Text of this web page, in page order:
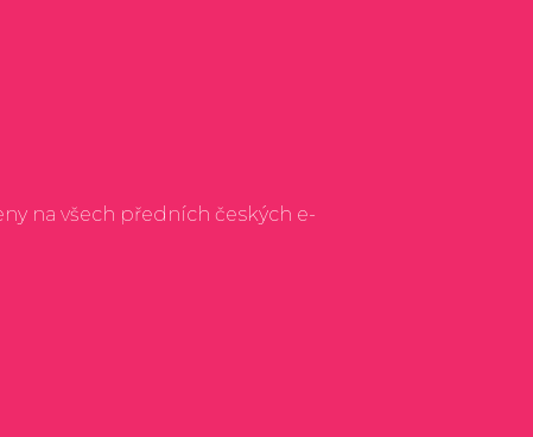
na všech předních českých e-